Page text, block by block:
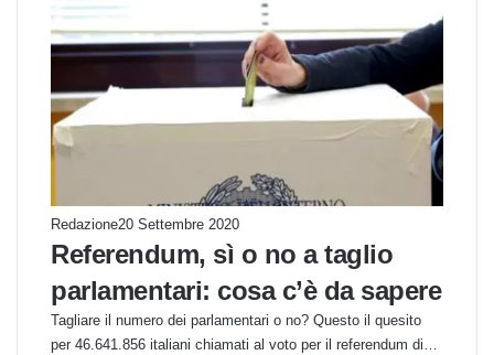
Redazione20 Settembre 2020
Referendum, sì o no a taglio
parlamentari: cosa c’è da sapere
Tagliare il numero dei parlamentari o no? Questo il quesito
per 46.641.856 italiani chiamati al voto per il referendum di…